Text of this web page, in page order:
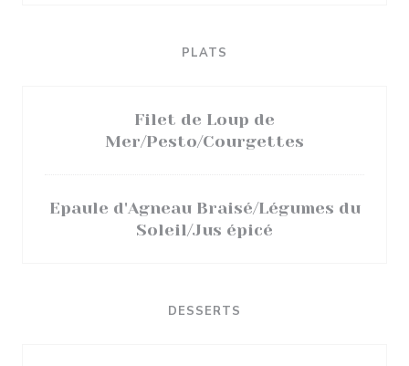
PLATS
Filet de Loup de
Mer/Pesto/Courgettes
Epaule d'Agneau Braisé/Légumes du
Soleil/Jus épicé
DESSERTS